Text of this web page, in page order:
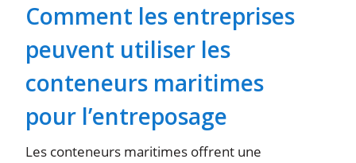
Comment les entreprises
peuvent utiliser les
conteneurs maritimes
pour l’entreposage
Les conteneurs maritimes offrent une